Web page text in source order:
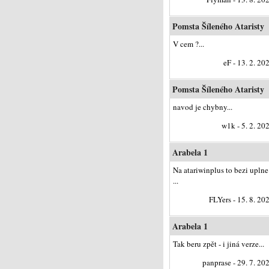
Pomsta Šíleného Ataristy
V cem ?...
eF - 13. 2.
Pomsta Šíleného Ataristy
navod je chybny...
w1k - 5. 2.
Arabela 1
Na atariwinplus to bezi uplne
...
FLYers - 15. 8.
Arabela 1
Tak beru zpět - i jiná verze...
panprase - 29. 7.